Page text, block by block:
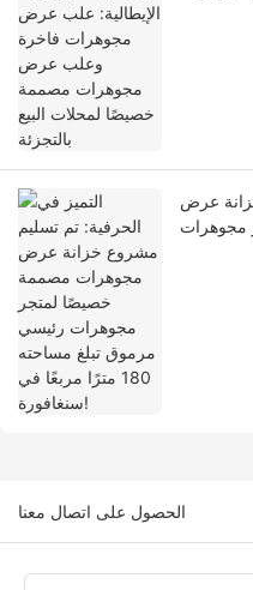
عرض
مجوهرات
الحصول على اتصال معنا